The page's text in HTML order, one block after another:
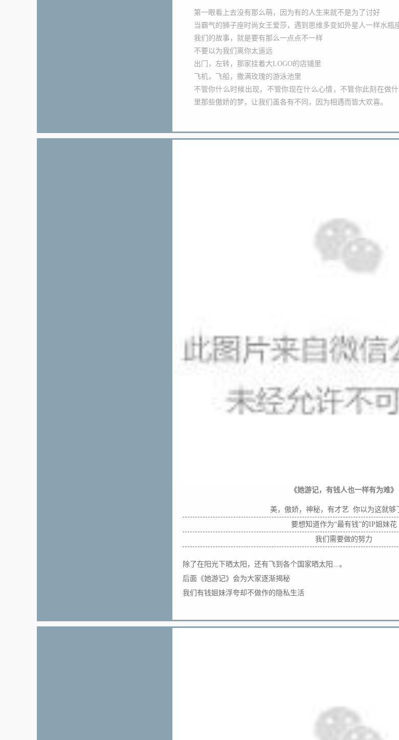
第一眼看上去没有那么萌，
因为有的人生来就不是为了讨好
当霸气的狮子座时尚女王爱莎， 遇到思维多变如外星人一样水瓶
我们的故事， 就是要有那么一点点不一样
不要以为我们离你太遥远
出门，左转，那家挂着大LOGO的店铺里
飞机，飞船，撒满玫瑰的游泳池里
不管你什么时候出现，不管你现在什么心情，不管你此刻在做
里那些傲娇的梦， 让我们虽各有不同，因为相遇而皆大欢喜。
《她游记，有钱人也一样有为难》
美，傲娇，神秘，有才艺 你以为这就够
要想知道作为“最有钱”的IP姐妹花
我们需要做的努力
除了在阳光下晒太阳，还有飞到各个国家晒太阳...。
后面《她游记》会为大家逐渐揭秘
我们有钱姐妹浮夸却不做作的隐私生活